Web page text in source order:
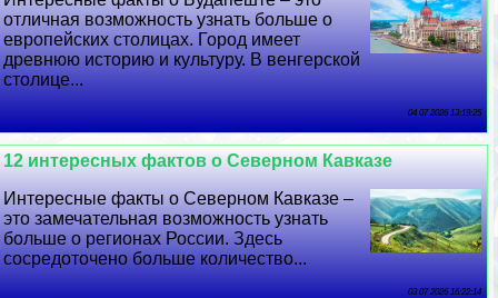
отличная возможность узнать больше о
европейских столицах. Город имеет
древнюю историю и культуру. В венгерской
столице...
04 07 2026 13:19:25
12 интересных фактов о Северном Кавказе
Интересные факты о Северном Кавказе –
это замечательная возможность узнать
больше о регионах России. Здесь
сосредоточено больше количество...
03 07 2026 16:22:14